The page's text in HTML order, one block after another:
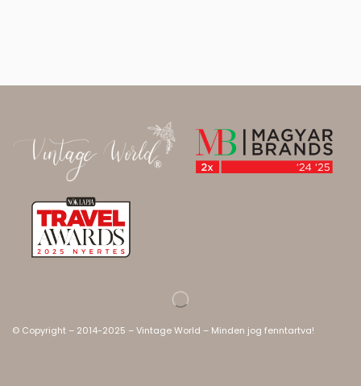
© Copyright – 2014-2025 – Vintage World – Minden jog fenntartva!